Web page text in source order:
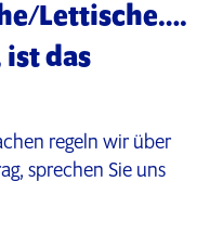
Lettische….
ist das
regeln wir über
sprechen Sie uns